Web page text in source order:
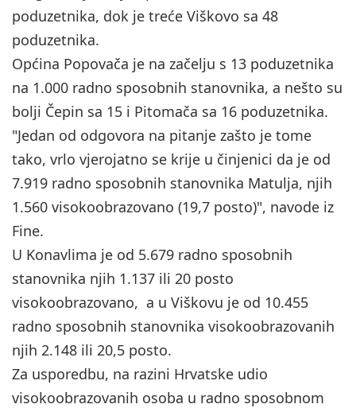
poduzetnika, dok je treće Viškovo sa 48
poduzetnika.
Općina Popovača je na začelju s 13 poduzetnika
na 1.000 radno sposobnih stanovnika, a nešto su
bolji Čepin sa 15 i Pitomača sa 16 poduzetnika.
"Jedan od odgovora na pitanje zašto je tome
tako, vrlo vjerojatno se krije u činjenici da je od
7.919 radno sposobnih stanovnika Matulja, njih
1.560 visokoobrazovano (19,7 posto)", navode iz
Fine.
U Konavlima je od 5.679 radno sposobnih
stanovnika njih 1.137 ili 20 posto
visokoobrazovano, a u Viškovu je od 10.455
radno sposobnih stanovnika visokoobrazovanih
njih 2.148 ili 20,5 posto.
Za usporedbu, na razini Hrvatske udio
visokoobrazovanih osoba u radno sposobnom